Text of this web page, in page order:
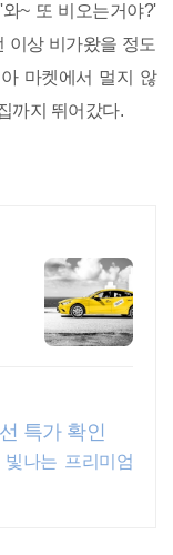
~ 또 비오는거야?'
이상 비가왔을 정도
마켓에서 멀지 않
까지 뛰어갔다.
특가 확인
나는 프리미엄